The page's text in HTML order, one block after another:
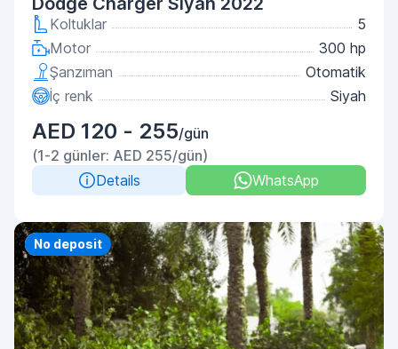
Koltuklar
5
Motor
300 hp
Şanzıman
Otomatik
İç renk
Siyah
AED 120 - 255/gün
(1-2 günler: AED 255/gün)
Details
WhatsApp
Priority
No deposit